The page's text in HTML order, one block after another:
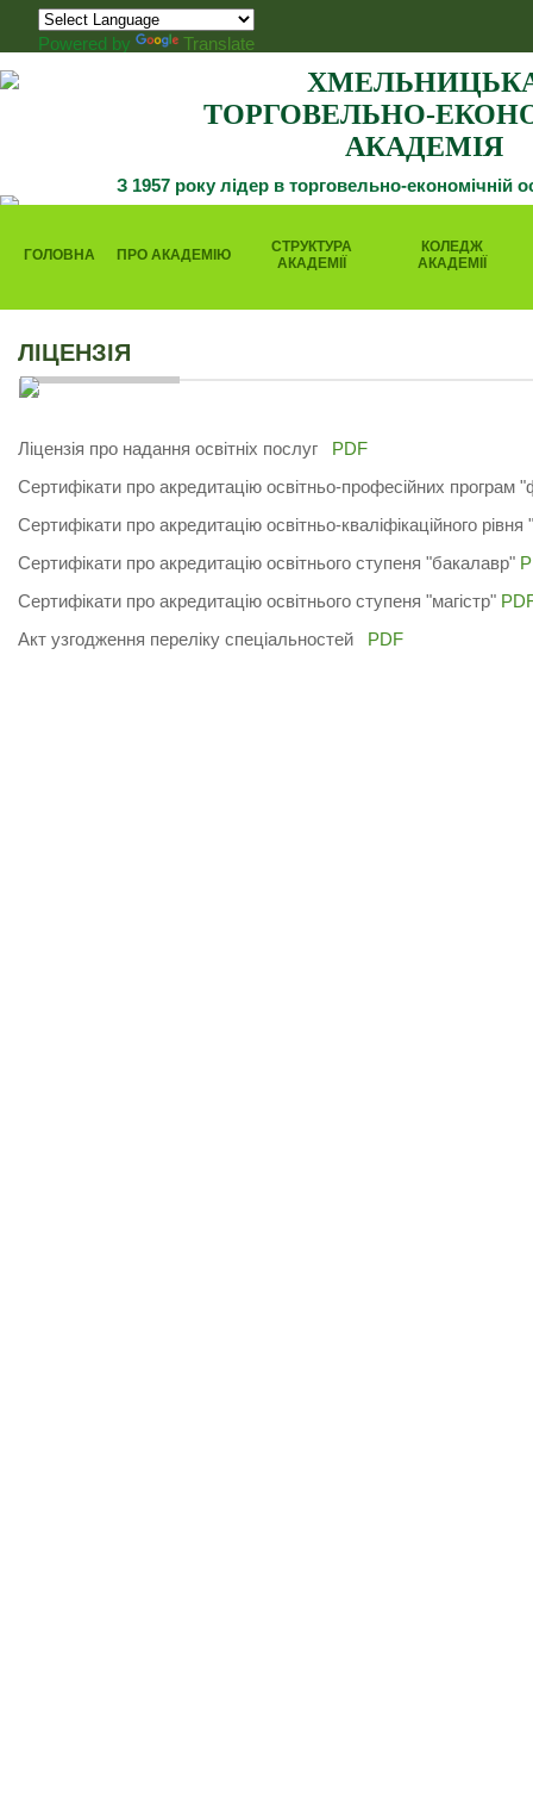
Powered by Translate
ТОРГОВЕЛЬНО-
АКАДЕМІЯ
З 1957 року лідер в торговельно-економічній
ГОЛОВНА ПРО АКАДЕМІЮ
СТРУКТУРА
АКАДЕМІЇ
КОЛЕДЖ
АКАДЕМІЇ
ЛІЦЕНЗІЯ
Ліцензія про надання освітніх послуг
PDF
Сертифікати про акредитацію освітньо-професійних
Сертифікати про акредитацію освітньо-кваліфікаційного
Сертифікати про акредитацію освітнього ступеня "бакалавр"
Сертифікати про акредитацію освітнього ступеня "магістр"
Акт узгодження переліку спеціальностей PDF